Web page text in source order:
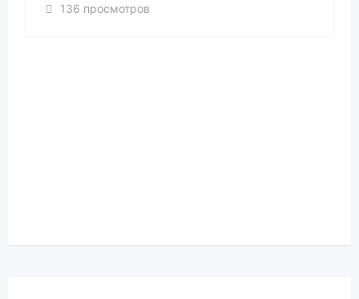
136 просмотров